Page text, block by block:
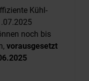
Kühl-
noch bis
vorausgesetzt